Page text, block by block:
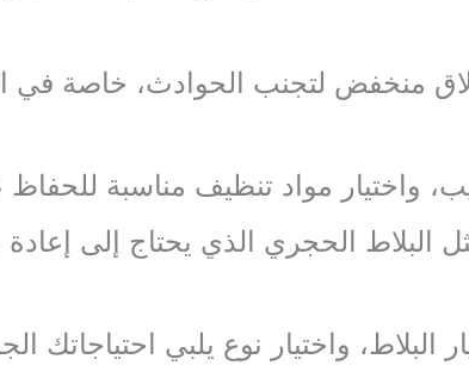
منخفض لتجنب الحوادث، خاصة في
واختيار مواد تنظيف مناسبة
البلاط الحجري الذي يحتاج إلى
واختيار نوع يلبي احتياجاتك